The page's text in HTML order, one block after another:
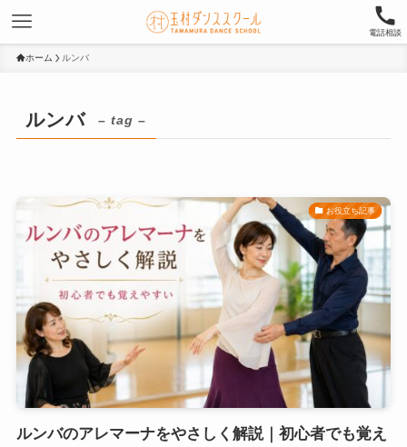
電話相談
ホーム ルンバ
ルンバ – tag –
お役立ち記事
ルンバのアレマーナをやさしく解説｜初心者でも覚え